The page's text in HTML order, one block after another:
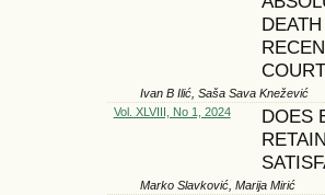
Ivan B Ilić, Saša Sava Knežević
Vol. XLVIII, No 1, 2024
DOES
Marko Slavković, Marija Mirić